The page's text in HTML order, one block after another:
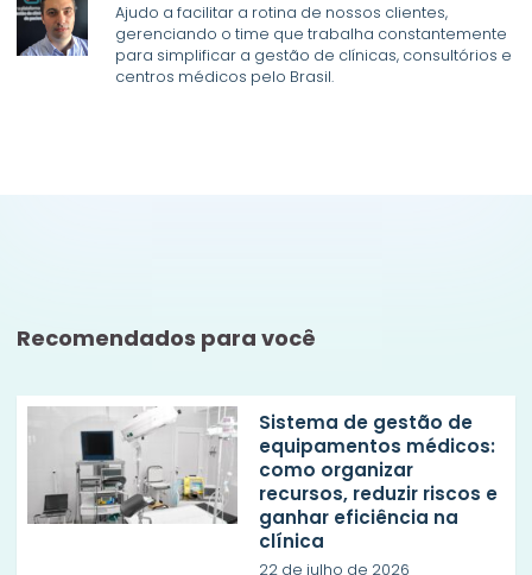
Ajudo a facilitar a rotina de nossos clientes,
gerenciando o time que trabalha constantemente
para simplificar a gestão de clínicas, consultórios e
centros médicos pelo Brasil.
Recomendados para você
Sistema de gestão de
equipamentos médicos:
como organizar
recursos, reduzir riscos e
ganhar eficiência na
clínica
22 de julho de 2026